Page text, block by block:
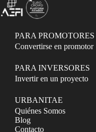
PARA PROMOTORES
Convertirse en promotor
PARA INVERSORES
Invertir en un proyecto
URBANITAE
Quiénes Somos
Blog
Contacto